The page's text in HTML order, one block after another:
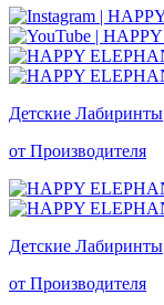
Детские Лабиринты
от Производителя
Детские Лабиринты
от Производителя